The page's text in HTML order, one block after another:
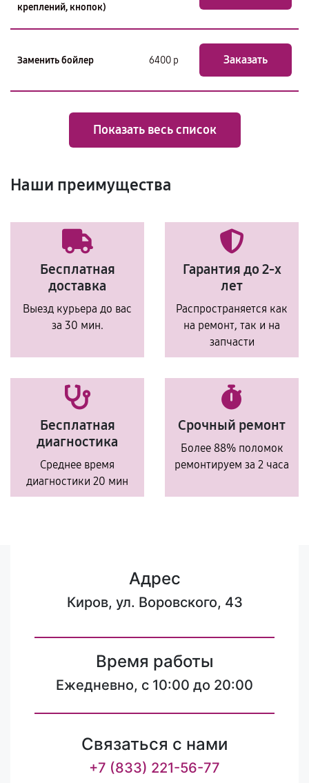
креплений, кнопок)
Заменить бойлер 6400 р Заказать
Показать весь список
Наши преимущества
Бесплатная
доставка
Выезд курьера до вас
за 30 мин.
Гарантия до 2-х
лет
Распространяется как
на ремонт, так и на
запчасти
Бесплатная
диагностика
Среднее время
диагностики 20 мин
Срочный ремонт
Более 88% поломок
ремонтируем за 2 часа
Адрес
Киров, ул. Воровского, 43
Время работы
Ежедневно, с 10:00 до 20:00
Связаться с нами
+7 (833) 221-56-77